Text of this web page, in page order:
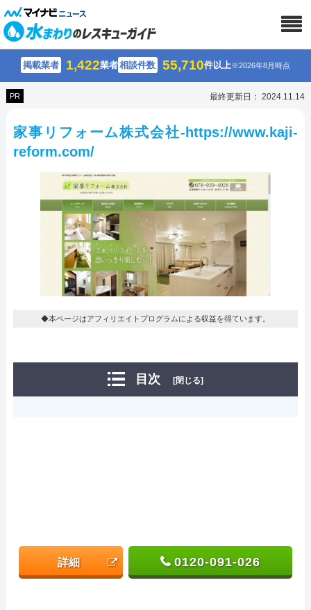
掲載業者 1,422業者相談件数 55,710件以上※2026年8月時点
PR 最終更新日： 2024.11.14
家事リフォーム株式会社-https://www.kaji-
reform.com/
◆本ページはアフィリエイトプログラムによる収益を得ています。
目次 [閉じる]
詳細 0120-091-026